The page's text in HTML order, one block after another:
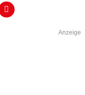
Anzeige